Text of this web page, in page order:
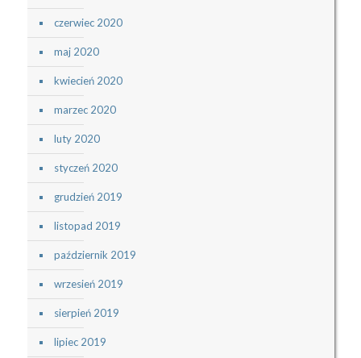
czerwiec 2020
maj 2020
kwiecień 2020
marzec 2020
luty 2020
styczeń 2020
grudzień 2019
listopad 2019
październik 2019
wrzesień 2019
sierpień 2019
lipiec 2019